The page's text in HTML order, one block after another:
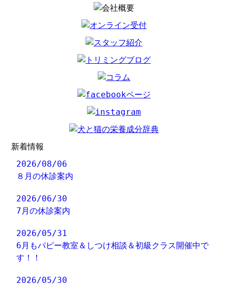
新着情報
2026/08/06
８月の休診案内
2026/06/30
7月の休診案内
2026/05/31
6月もパピー教室＆しつけ相談＆初級クラス開催中で
す！！
2026/05/30